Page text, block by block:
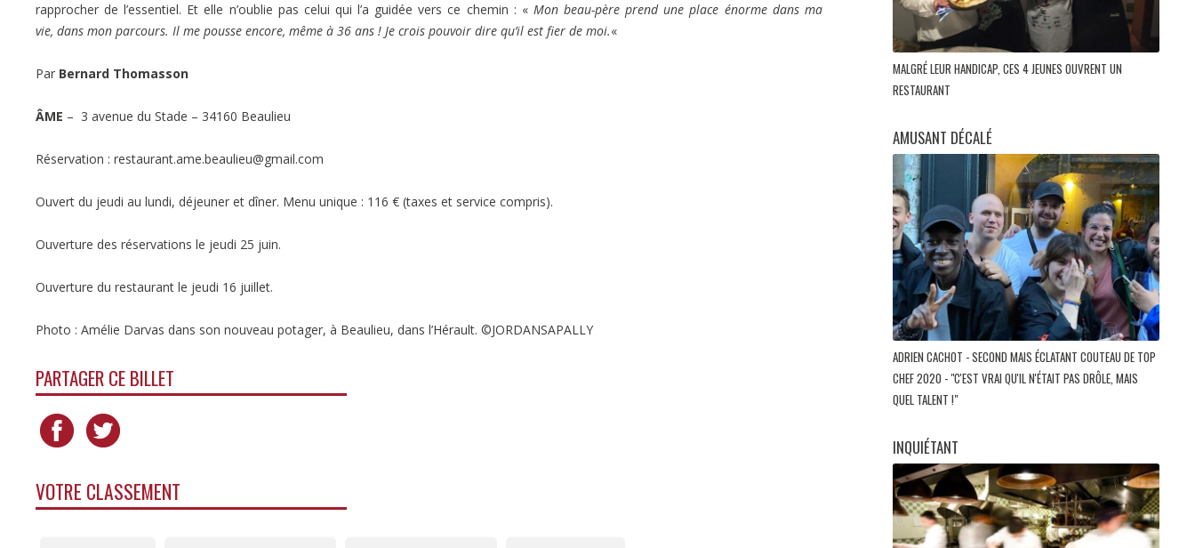
rapprocher de l’essentiel. Et elle n’oublie pas celui qui l’a guidée vers ce chemin : « Mon beau-père prend une place énorme dans ma
vie, dans mon parcours. Il me pousse encore, même à 36 ans ! Je crois pouvoir dire qu’il est fier de moi.«
Par Bernard Thomasson
ÂME – 3 avenue du Stade – 34160 Beaulieu
Réservation : restaurant.ame.beaulieu@gmail.com
Ouvert du jeudi au lundi, déjeuner et dîner. Menu unique : 116 € (taxes et service compris).
Ouverture des réservations le jeudi 25 juin.
Ouverture du restaurant le jeudi 16 juillet.
Photo : Amélie Darvas dans son nouveau potager, à Beaulieu, dans l’Hérault. ©️JORDANSAPALLY
PARTAGER CE BILLET
VOTRE CLASSEMENT
MALGRÉ LEUR HANDICAP, CES 4 JEUNES OUVRENT UN
RESTAURANT
AMUSANT DÉCALÉ
ADRIEN CACHOT - SECOND MAIS ÉCLATANT COUTEAU DE TOP
CHEF 2020 - "C'EST VRAI QU'IL N'ÉTAIT PAS DRÔLE, MAIS
QUEL TALENT !"
INQUIÉTANT